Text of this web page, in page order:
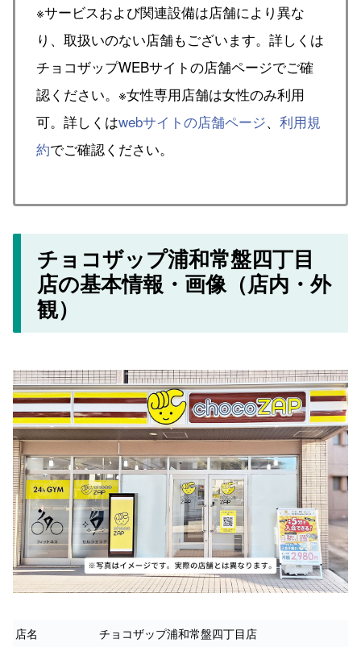
※サービスおよび関連設備は店舗により異な
り、取扱いのない店舗もございます。詳しくは
チョコザップWEBサイトの店舗ページでご確
認ください。※女性専用店舗は女性のみ利用
可。詳しくはwebサイトの店舗ページ、 利用規
約でご確認ください。
チョコザップ浦和常盤四丁目
店の基本情報・画像（店内・外
観）
店名
チョコザップ浦和常盤四丁目店